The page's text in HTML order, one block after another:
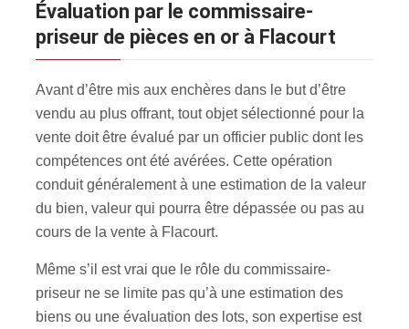
évaluation par le commissaire-
priseur de pièces en or à Flacourt
Avant d’être mis aux enchères dans le but d’être
vendu au plus offrant, tout objet sélectionné pour la
vente doit être évalué par un officier public dont les
compétences ont été avérées. Cette opération
conduit généralement à une estimation de la valeur
du bien, valeur qui pourra être dépassée ou pas au
cours de la vente à Flacourt.
Même s’il est vrai que le rôle du commissaire-
priseur ne se limite pas qu’à une estimation des
biens ou une évaluation des lots, son expertise est